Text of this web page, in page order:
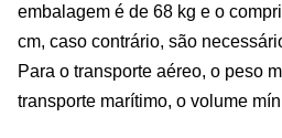
embalagem é de 68 kg e o
cm, caso contrário, são
Para o transporte aéreo, o peso
transporte marítimo, o volume